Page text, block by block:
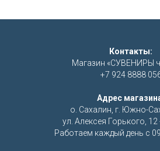
Контакты:
Магазин «СУВЕНИРЫ
+7 924 8888
Адрес
о. Сахалин, г. Южно-
ул. Алексея Горького, 12
Работаем каждый день с